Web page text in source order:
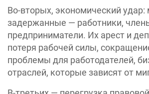
Во-вторых, экономический удар:
задержанные — работники,
предприниматели. Их арест и
потеря рабочей силы,
проблемы для работодателей,
отраслей, которые зависят от